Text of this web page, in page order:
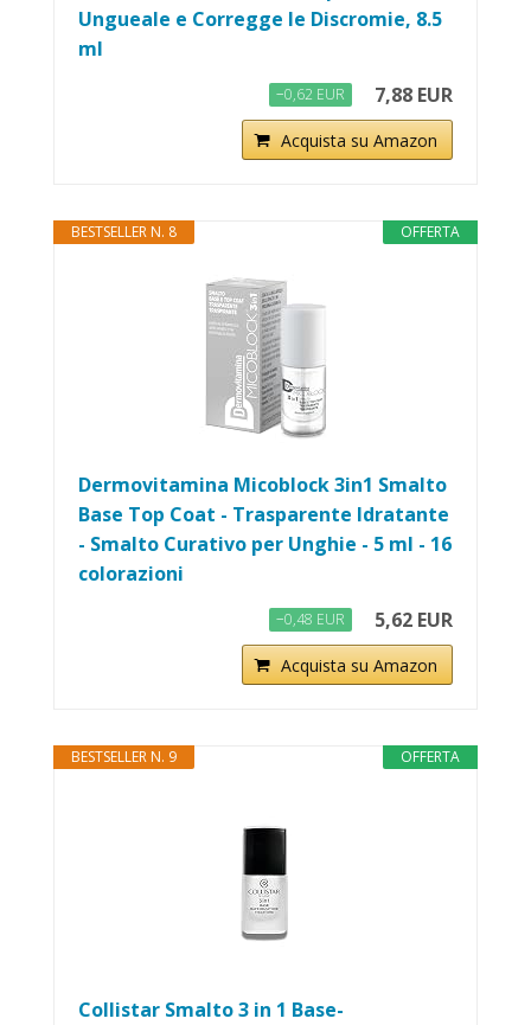
Ungueale e Corregge le Discromie, 8.5
ml
−0,62 EUR 7,88 EUR
Acquista su Amazon
OFFERTA
BESTSELLER N. 8
Dermovitamina Micoblock 3in1 Smalto
Base Top Coat - Trasparente Idratante
- Smalto Curativo per Unghie - 5 ml - 16
colorazioni
−0,48 EUR 5,62 EUR
Acquista su Amazon
OFFERTA
BESTSELLER N. 9
Collistar Smalto 3 in 1 Base-